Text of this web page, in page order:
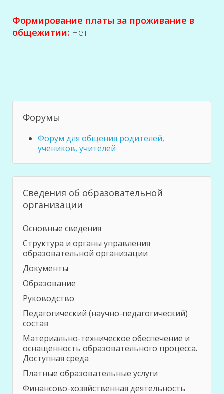
Формирование платы за проживание в
общежитии: Нет
Форумы
Форум для общения родителей,
учеников, учителей
Сведения об образовательной
организации
Основные сведения
Структура и органы управления
образовательной организации
Документы
Образование
Руководство
Педагогический (научно-педагогический)
состав
Материально-техническое обеспечение и
оснащенность образовательного процесса.
Доступная среда
Платные образовательные услуги
Финансово-хозяйственная деятельность